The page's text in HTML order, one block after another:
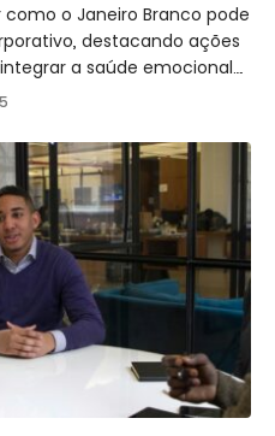
o Janeiro Branco pode
destacando ações
a saúde emocional